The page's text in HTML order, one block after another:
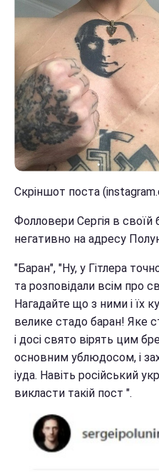
Скріншот поста
Фолловери Сергія в своїй
негативно на адресу
"Баран", "Ну, у Гітлера
та розповідали всім про
Нагадайте що з ними і їх
велике стадо баран! Яке
і досі свято вірять цим
основним ублюдосом, і
іуда. Навіть російський
викласти такій пост ".